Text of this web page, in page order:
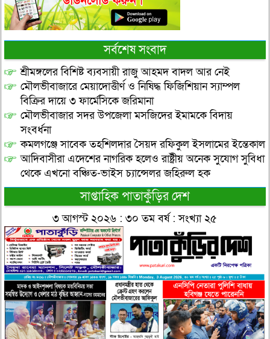
সর্বশেষ সংবাদ
শ্রীমঙ্গলের বিশিষ্ট ব্যবসায়ী রাজু আহমদ বাদল আর নেই
মৌলভীবাজারে মেয়াদোত্তীর্ণ ও নিষিদ্ধ ফিজিশিয়ান স্যাম্পল
বিক্রির দায়ে ৩ ফার্মেসিকে জরিমানা
মৌলভীবাজার সদর উপজেলা মসজিদের ইমামকে বিদায়
সংবর্ধনা
কমলগঞ্জে সাবেক তহশিলদার সৈয়দ রফিকুল ইসলামের ইন্তেকাল
আদিবাসীরা এদেশের নাগরিক হলেও রাষ্ট্রীয় অনেক সুযোগ সুবিধা
থেকে এখনো বঞ্চিত-ভাইস চ্যান্সেলর জহিরুল হক
সাপ্তাহিক পাতাকুঁড়ির দেশ
৩ আগস্ট ২০২৬ : ৩০ তম বর্ষ : সংখ্যা ২৫